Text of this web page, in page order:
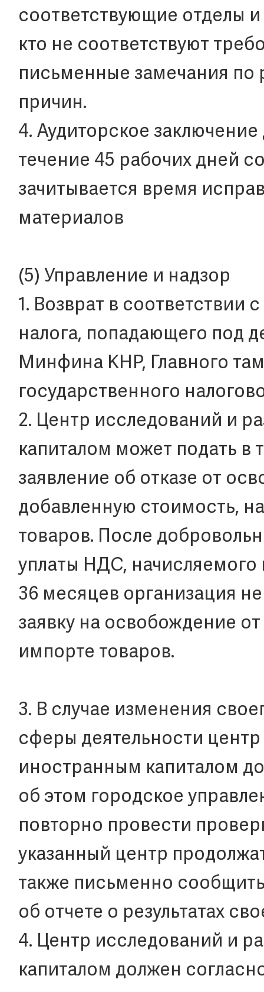
соответствующие отделы
кто не соответствуют
письменные замечания по
причин.
4. Аудиторское
течение 45 рабочих дней
зачитывается время
материалов
(5) Управление и надзор
1. Возврат в соответствии
налога, попадающего под
Минфина КНР, Главного
государственного
2. Центр исследований и
капиталом может подать
заявление об отказе от
добавленную стоимость,
товаров. После
уплаты НДС, начисляемого
36 месяцев организация
заявку на освобождение
импорте товаров.
3. В случае изменения
сферы деятельности
иностранным капиталом
об этом городское
повторно провести
указанный центр
также письменно
об отчете о результатах
4. Центр исследований и
капиталом должен